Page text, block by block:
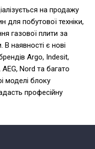
на продажу
для побутової техніки,
газової плити за
наявності є нові
Argo, Indesit,
Nord та багато
моделі блоку
професійну